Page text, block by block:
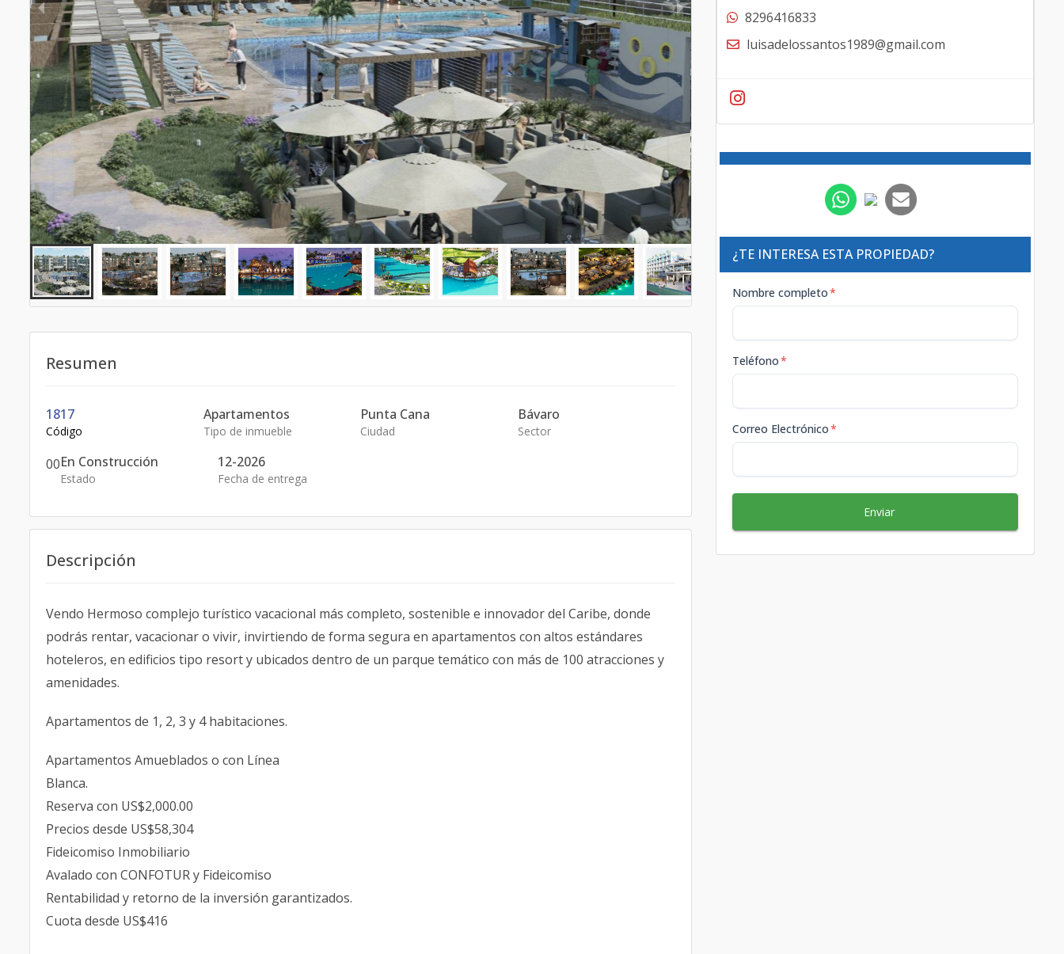
Resumen
1817
Código
Apartamentos
Tipo de inmueble
Punta Cana
Ciudad
Bávaro
Sector
00En Construcción
Estado
12-2026
Fecha de entrega
Descripción
Vendo Hermoso complejo turístico vacacional más completo, sostenible e innovador del Caribe, donde
podrás rentar, vacacionar o vivir, invirtiendo de forma segura en apartamentos con altos estándares
hoteleros, en edificios tipo resort y ubicados dentro de un parque temático con más de 100 atracciones y
amenidades.
Apartamentos de 1, 2, 3 y 4 habitaciones.
Apartamentos Amueblados o con Línea
Blanca.
Reserva con US$2,000.00
Precios desde US$58,304
Fideicomiso Inmobiliario
Avalado con CONFOTUR y Fideicomiso
Rentabilidad y retorno de la inversión garantizados.
Cuota desde US$416
8296416833
luisadelossantos1989@gmail.com
¿TE INTERESA ESTA PROPIEDAD?
Nombre completo*
Teléfono*
Correo Electrónico*
Enviar